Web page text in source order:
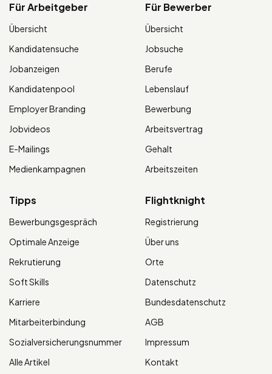
Für Arbeitgeber
Übersicht
Kandidatensuche
Jobanzeigen
Kandidatenpool
Employer Branding
Jobvideos
E-Mailings
Medienkampagnen
Für Bewerber
Übersicht
Jobsuche
Berufe
Lebenslauf
Bewerbung
Arbeitsvertrag
Gehalt
Arbeitszeiten
Tipps
Bewerbungsgespräch
Optimale Anzeige
Rekrutierung
Soft Skills
Karriere
Mitarbeiterbindung
Sozialversicherungsnummer
Alle Artikel
Flightknight
Registrierung
Über uns
Orte
Datenschutz
Bundesdatenschutz
AGB
Impressum
Kontakt